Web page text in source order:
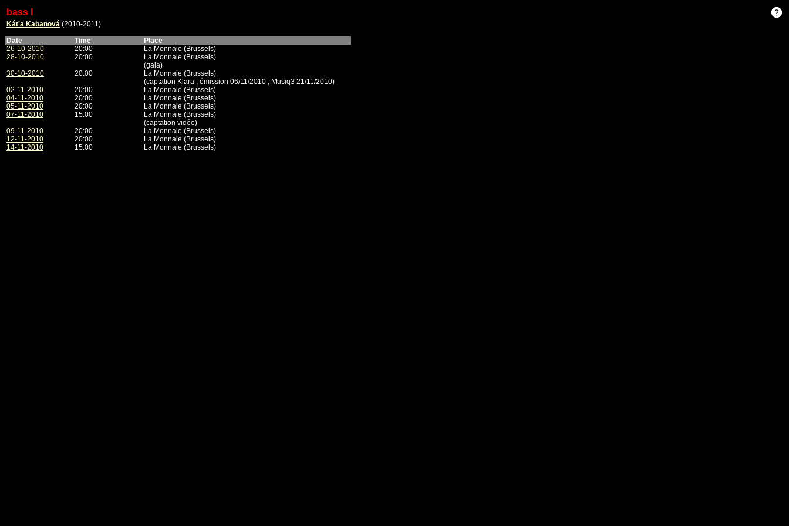
bass I
Kát'a Kabanová (2010-2011)
Date
Time
Place
26-10-2010
20:00
La Monnaie (Brussels)
28-10-2010
20:00
La Monnaie (Brussels)
(gala)
30-10-2010
20:00
La Monnaie (Brussels)
(captation Klara ; émission 06/11/2010 ; Musiq3 21/11/2010)
02-11-2010
20:00
La Monnaie (Brussels)
04-11-2010
20:00
La Monnaie (Brussels)
05-11-2010
20:00
La Monnaie (Brussels)
07-11-2010
15:00
La Monnaie (Brussels)
(captation vidéo)
09-11-2010
20:00
La Monnaie (Brussels)
12-11-2010
20:00
La Monnaie (Brussels)
14-11-2010
15:00 La Monnaie (Brussels)